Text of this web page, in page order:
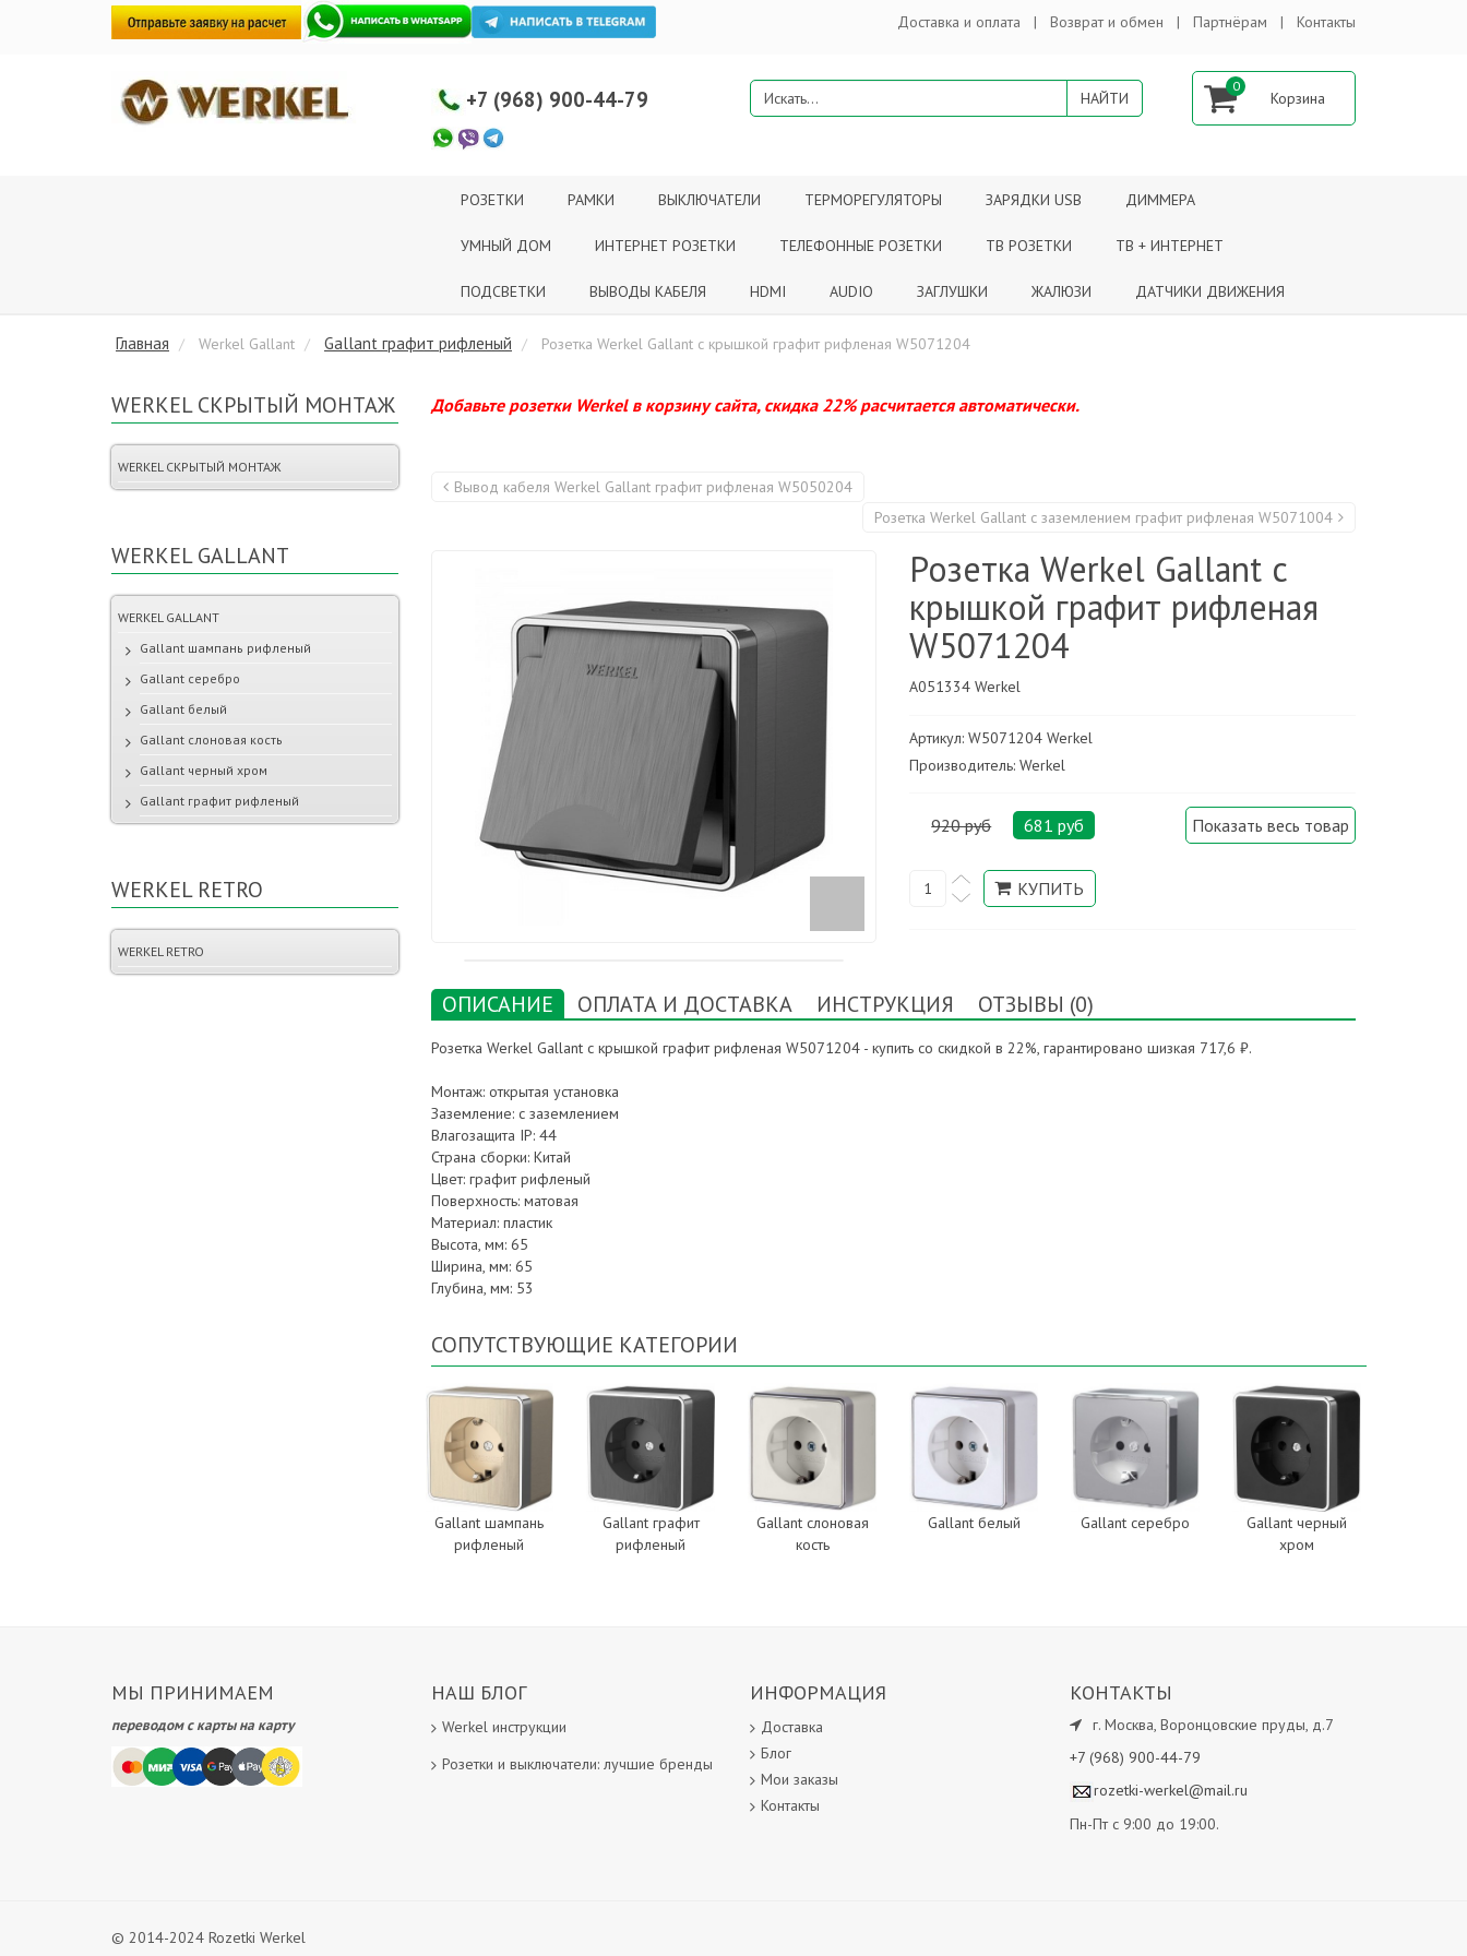
Доставка и оплата Возврат и обмен Партнёрам Контакты
+7 (968) 900-44-79
0
РОЗЕТКИ РАМКИ ВЫКЛЮЧАТЕЛИ ТЕРМОРЕГУЛЯТОРЫ ЗАРЯДКИ USB ДИММЕРА
УМНЫЙ ДОМ ИНТЕРНЕТ РОЗЕТКИ ТЕЛЕФОННЫЕ РОЗЕТКИ ТВ РОЗЕТКИ ТВ + ИНТЕРНЕТ
ПОДСВЕТКИ ВЫВОДЫ КАБЕЛЯ HDMI AUDIO ЗАГЛУШКИ ЖАЛЮЗИ ДАТЧИКИ ДВИЖЕНИЯ
Главная Werkel Gallant Gallant графит рифленый Розетка Werkel Gallant с крышкой графит рифленая W5071204
Добавьте розетки Werkel в корзину сайта, скидка 22% расчитается автоматически.
Вывод кабеля Werkel Gallant графит рифленая W5050204
Розетка Werkel Gallant с заземлением графит рифленая W5071004
Розетка Werkel Gallant с
крышкой графит рифленая
W5071204
A051334 Werkel
Артикул: W5071204 Werkel
Производитель: Werkel
Показать весь товар
920 руб 681 руб
ОПИСАНИЕ ОПЛАТА И ДОСТАВКА ИНСТРУКЦИЯ ОТЗЫВЫ (0)
Розетка Werkel Gallant с крышкой графит рифленая W5071204 - купить со скидкой в 22%, гарантировано шизкая 717,6 ₽.
Монтаж: открытая установка
Заземление: с заземлением
Влагозащита IP: 44
Страна сборки: Китай
Цвет: графит рифленый
Поверхность: матовая
Материал: пластик
Высота, мм: 65
Ширина, мм: 65
Глубина, мм: 53
СОПУТСТВУЮЩИЕ КАТЕГОРИИ
Gallant шампань
рифленый
Gallant графит
рифленый
Gallant слоновая
кость
Gallant белый Gallant серебро
Gallant черный
хром
WERKEL СКРЫТЫЙ МОНТАЖ
WERKEL СКРЫТЫЙ МОНТАЖ
WERKEL GALLANT
WERKEL GALLANT
Gallant шампань рифленый
Gallant серебро
Gallant белый
Gallant слоновая кость
Gallant черный хром
Gallant графит рифленый
WERKEL RETRO
WERKEL RETRO
МЫ ПРИНИМАЕМ
переводом с карты на карту
НАШ БЛОГ
Werkel инструкции
Розетки и выключатели: лучшие бренды
ИНФОРМАЦИЯ
Доставка
Блог
Мои заказы
Контакты
КОНТАКТЫ
г. Москва, Воронцовские пруды, д.7
+7 (968) 900-44-79
rozetki-werkel@mail.ru
Пн-Пт с 9:00 до 19:00.
© 2014-2024 Rozetki Werkel